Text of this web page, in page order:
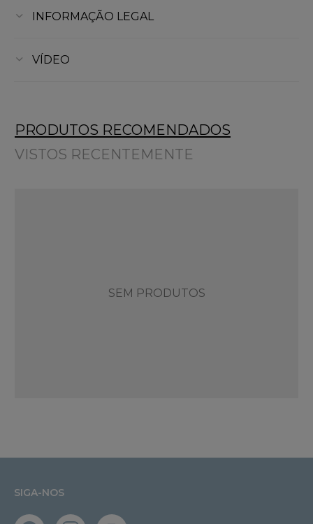
INFORMAÇÃO LEGAL
VÍDEO
PRODUTOS RECOMENDADOS
VISTOS RECENTEMENTE
SEM PRODUTOS
SIGA-NOS